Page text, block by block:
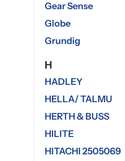
Gear Sense
Globe
Grundig
H
HADLEY
HELLA/ TALMU
HERTH & BUSS
HILITE
HITACHI 2505069